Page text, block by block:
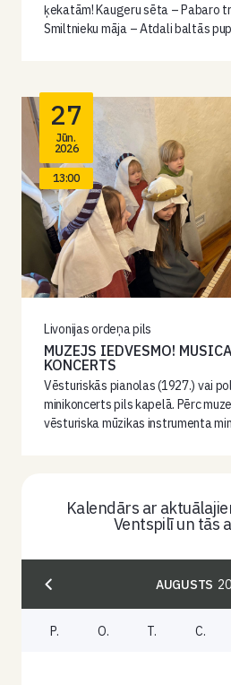
ķekatām! Kaugeru sēta – Pabaro
Smiltnieku māja – Atdali baltās
27
Jūn.
2026
13:00
Livonijas ordeņa pils
MUZEJS IEDVESMO!
KONCERTS
Vēsturiskās pianolas (1927.) vai
minikoncerts pils kapelā. Pērc
vēsturiska mūzikas instrumenta
Kalendārs ar
Ventspilī un tās
AUGUSTS
P. O. T. C.